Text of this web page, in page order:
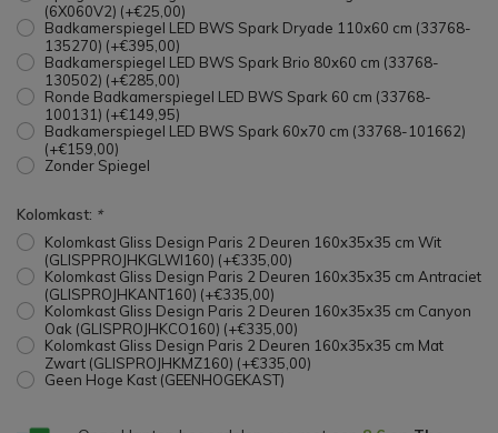
(6X060V2) (+€25,00)
Badkamerspiegel LED BWS Spark Dryade 110x60 cm (33768-
135270) (+€395,00)
Badkamerspiegel LED BWS Spark Brio 80x60 cm (33768-
130502) (+€285,00)
Ronde Badkamerspiegel LED BWS Spark 60 cm (33768-
100131) (+€149,95)
Badkamerspiegel LED BWS Spark 60x70 cm (33768-101662)
(+€159,00)
Zonder Spiegel
Kolomkast: *
Kolomkast Gliss Design Paris 2 Deuren 160x35x35 cm Wit
(GLISPPROJHKGLWI160) (+€335,00)
Kolomkast Gliss Design Paris 2 Deuren 160x35x35 cm Antraciet
(GLISPROJHKANT160) (+€335,00)
Kolomkast Gliss Design Paris 2 Deuren 160x35x35 cm Canyon
Oak (GLISPROJHKCO160) (+€335,00)
Kolomkast Gliss Design Paris 2 Deuren 160x35x35 cm Mat
Zwart (GLISPROJHKMZ160) (+€335,00)
Geen Hoge Kast (GEENHOGEKAST)